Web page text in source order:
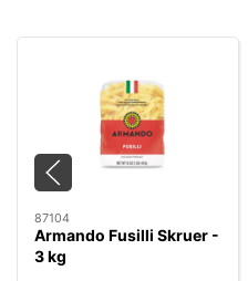
87104
Armando Fusilli Skruer -
3 kg